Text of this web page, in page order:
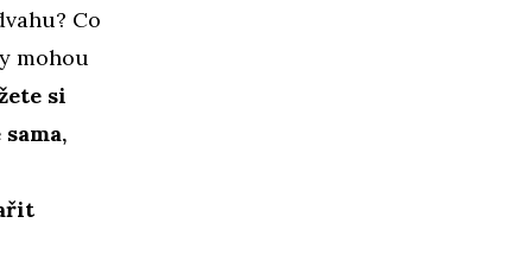
Co
mohou
si